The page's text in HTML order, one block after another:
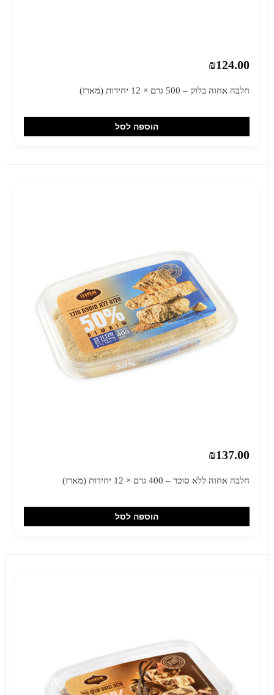
₪124.00
חלבה אחוה בלוק – 500 גרם × 12 יחידות (מארז)
הוספה לסל
₪137.00
חלבה אחוה ללא סוכר – 400 גרם × 12 יחידות (מארז)
הוספה לסל